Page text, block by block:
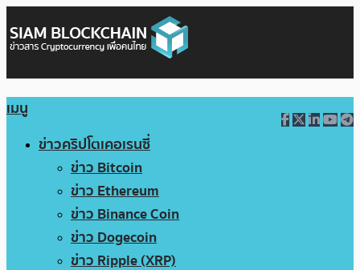
เมนู
ข่าวคริปโตเคอเรนซี่
ข่าว Bitcoin
ข่าว Ethereum
ข่าว Binance Coin
ข่าว Dogecoin
ข่าว Ripple (XRP)